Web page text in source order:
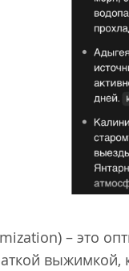
– это